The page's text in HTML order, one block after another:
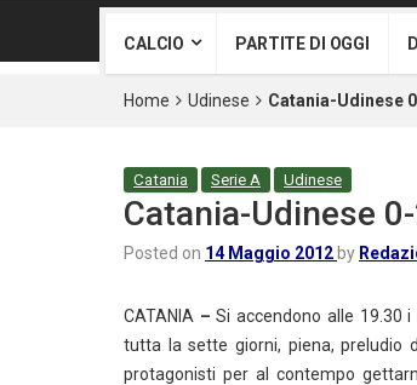
CALCIO PARTITE DI OGGI
Home Udinese Catania-Udinese
Catania Serie A Udinese
Catania-Udinese
Posted on 14 Maggio 2012 by
CATANIA – Si accendono alle 19.30
tutta la sette giorni, piena, preludio
protagonisti per al contempo